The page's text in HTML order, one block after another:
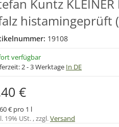
Kuntz
histamingeprüft
19108
verfügbar
2 - 3 Werktage In DE
€
€ pro 1 l
19% USt. , zzgl.Versand